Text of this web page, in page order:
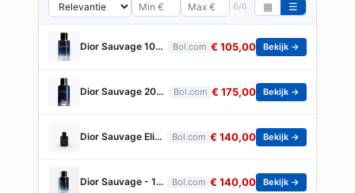
6/6 ▦ ☰
Dior Sauvage 100 ml Eau de Toilette - Herenparfum Bol.com € 105,00 Bekijk →
Dior Sauvage 200 ml Eau de Parfum - Herenparfum Bol.com € 175,00 Bekijk →
Dior Sauvage Elixir - Herenparfum met frisse, houtachtige en kruidige noten - 60 ml Bol.com € 140,00 Bekijk →
Dior Sauvage - 100 ml - parfum spray - herenparfum Bol.com € 140,00 Bekijk →